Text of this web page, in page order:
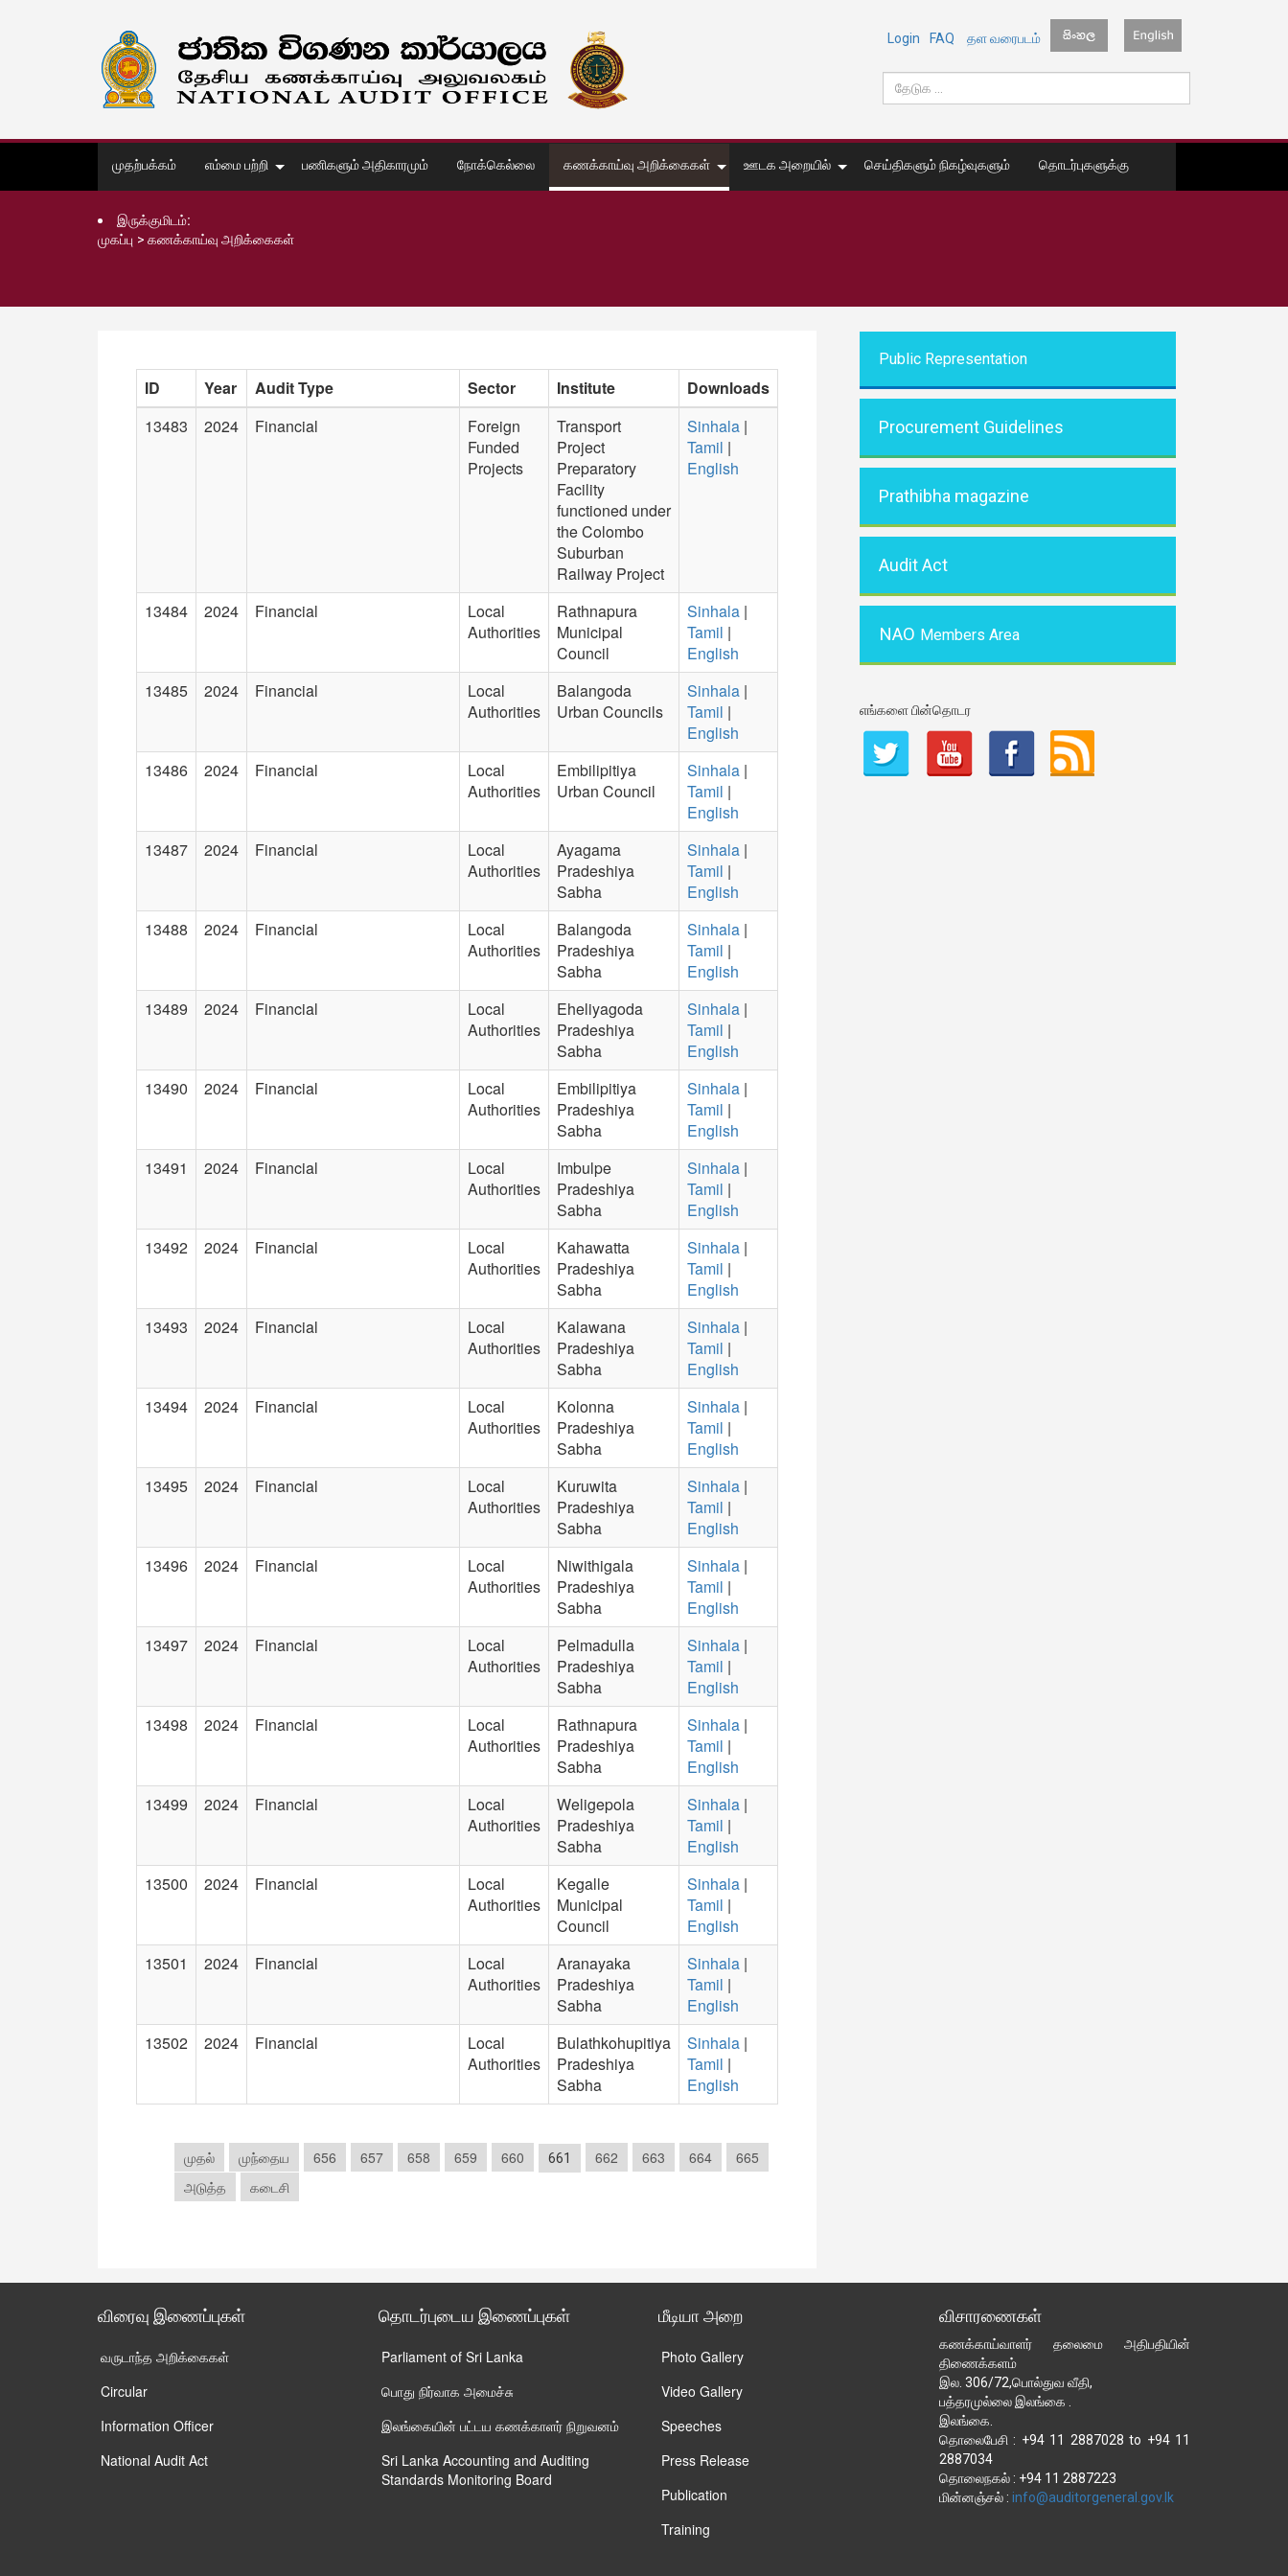
Login FAQ தள வரைபடம்
முதற்பக்கம் எம்மை பற்றி பணிகளும் அதிகாரமும் நோக்கெல்லை கணக்காய்வு அறிக்கைகள் ஊடக அறையில் செய்திகளும் நிகழ்வுகளும் தொடர்புகளுக்கு
இருக்குமிடம்:
முகப்பு > கணக்காய்வு அறிக்கைகள்
ID Year Audit Type Sector Institute
Downloads
13483
2024 Financial
Foreign
Funded
Projects
Transport
Project
Preparatory
Facility
functioned under
the Colombo
Suburban
Railway Project
Sinhala |
Tamil |
English
13484 2024 Financial
Local
Authorities
Rathnapura
Municipal
Council
Sinhala |
Tamil |
English
13485
2024 Financial
Local
Authorities
Balangoda
Urban Councils
Sinhala |
Tamil |
English
13486
2024 Financial
Local
Authorities
Embilipitiya
Urban Council
Sinhala |
Tamil |
English
13487
2024 Financial
Local
Authorities
Ayagama
Pradeshiya
Sabha
Sinhala |
Tamil |
English
13488
2024 Financial
Local
Authorities
Balangoda
Pradeshiya
Sabha
Sinhala |
Tamil |
English
13489
2024 Financial
Local
Authorities
Eheliyagoda
Pradeshiya
Sabha
Sinhala |
Tamil |
English
13490
2024 Financial
Local
Authorities
Embilipitiya
Pradeshiya
Sabha
Sinhala |
Tamil |
English
13491
2024 Financial
Local
Authorities
Imbulpe
Pradeshiya
Sabha
Sinhala |
Tamil |
English
13492
2024 Financial
Local
Authorities
Kahawatta
Pradeshiya
Sabha
Sinhala |
Tamil |
English
13493
2024 Financial
Local
Authorities
Kalawana
Pradeshiya
Sabha
Sinhala |
Tamil |
English
13494
2024 Financial
Local
Authorities
Kolonna
Pradeshiya
Sabha
Sinhala |
Tamil |
English
13495
2024 Financial
Local
Authorities
Kuruwita
Pradeshiya
Sabha
Sinhala |
Tamil |
English
13496
2024 Financial
Local
Authorities
Niwithigala
Pradeshiya
Sabha
Sinhala |
Tamil |
English
13497
2024 Financial
Local
Authorities
Pelmadulla
Pradeshiya
Sabha
Sinhala |
Tamil |
English
13498
2024 Financial
Local
Authorities
Rathnapura
Pradeshiya
Sabha
Sinhala |
Tamil |
English
13499
2024 Financial
Local
Authorities
Weligepola
Pradeshiya
Sabha
Sinhala |
Tamil |
English
13500
2024 Financial
Local
Authorities
Kegalle
Municipal
Council
Sinhala |
Tamil |
English
13501
2024 Financial
Local
Authorities
Aranayaka
Pradeshiya
Sabha
Sinhala |
Tamil |
English
13502
2024 Financial
Local
Authorities
Bulathkohupitiya
Pradeshiya
Sabha
Sinhala |
Tamil |
English
முதல் முந்தைய 656 657 658 659 660 661 662 663 664
665
அடுத்த
கடைசி
Public Representation
Procurement Guidelines
Prathibha magazine
Audit Act
NAO Members Area
எங்களை பின்தொடர
விரைவு இணைப்புகள்
வருடாந்த அறிக்கைகள்
Circular
Information Officer
National Audit Act
தொடர்புடைய இணைப்புகள்
Parliament of Sri Lanka
பொது நிர்வாக அமைச்சு
இலங்கையின் பட்டய கணக்காளர் நிறுவனம்
Sri Lanka Accounting and Auditing
Standards Monitoring Board
மீடியா அறை
Photo Gallery
Video Gallery
Speeches
Press Release
Publication
Training
விசாரணைகள்
கணக்காய்வாளர் தலைமை அதிபதியின்
திணைக்களம்
இல. 306/72,பொல்துவ வீதி,
பத்தரமுல்லை இலங்கை .
இலங்கை.
தொலைபேசி : +94 11 2887028 to +94 11
2887034
தொலைநகல் : +94 11 2887223
மின்னஞ்சல் :